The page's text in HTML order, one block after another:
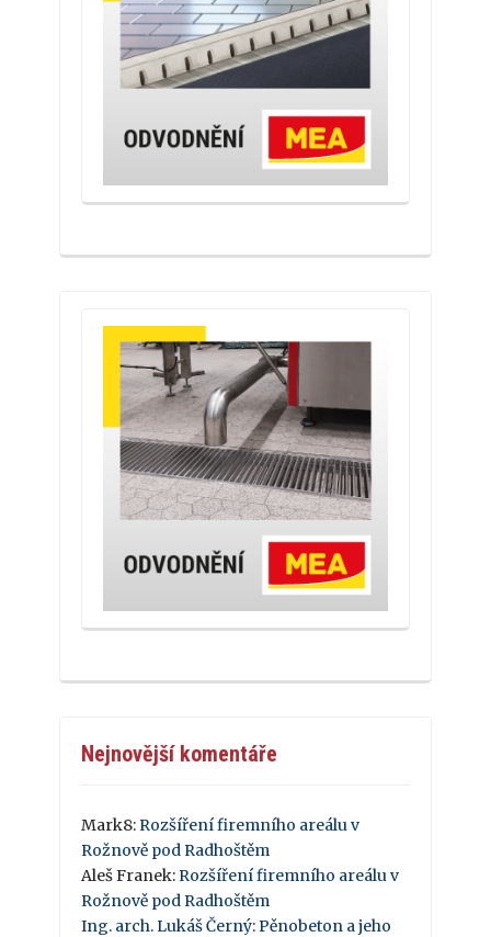
Nejnovější komentáře
Mark8: Rozšíření firemního areálu v
Rožnově pod Radhoštěm
Aleš Franek: Rozšíření firemního areálu v
Rožnově pod Radhoštěm
Ing. arch. Lukáš Černý: Pěnobeton a jeho